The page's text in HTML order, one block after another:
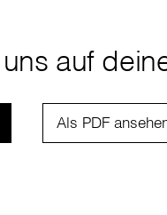
auf
Als PDF